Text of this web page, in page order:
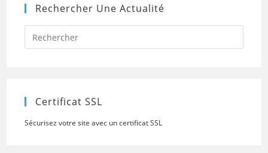
Rechercher Une Actualité
Press
to
Certificat SSL
Sécurisez votre site avec un certificat SSL